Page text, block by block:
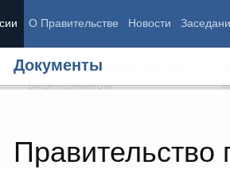
О Правительстве Новости
Документы
Председатель Правительства
Вице-премьеры